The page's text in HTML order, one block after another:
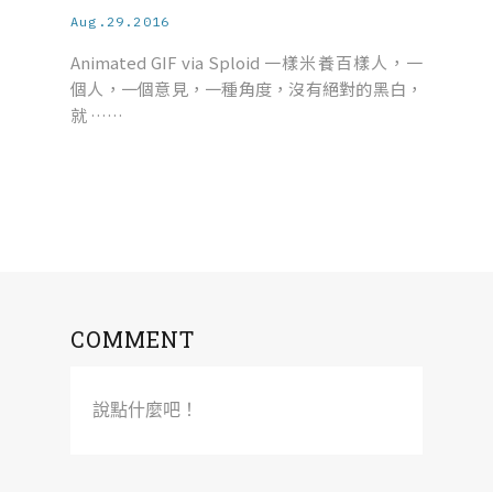
Aug.29.2016
Animated GIF via Sploid 一樣米養百樣人，一
個人，一個意見，一種角度，沒有絕對的黑白，
就 ……
COMMENT
說點什麼吧！